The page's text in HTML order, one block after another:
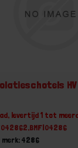
levertijd 1 tot
4286